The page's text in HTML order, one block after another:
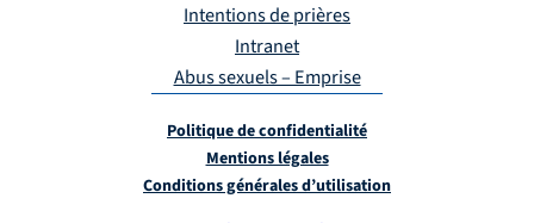
Intentions de prières
Intranet
Abus sexuels – Emprise
Politique de confidentialité
Mentions légales
Conditions générales d’utilisation